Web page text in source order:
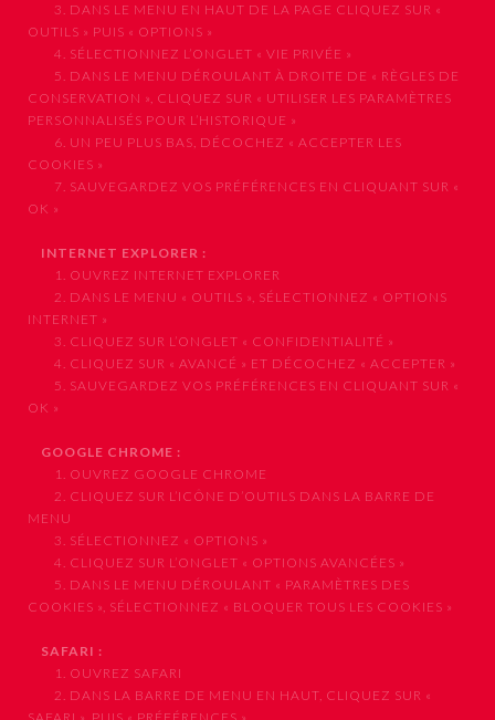
3. DANS LE MENU EN HAUT DE LA PAGE CLIQUEZ SUR «
OUTILS » PUIS « OPTIONS »
4. SÉLECTIONNEZ L’ONGLET « VIE PRIVÉE »
5. DANS LE MENU DÉROULANT À DROITE DE « RÈGLES DE
CONSERVATION », CLIQUEZ SUR « UTILISER LES PARAMÈTRES
PERSONNALISÉS POUR L’HISTORIQUE »
6. UN PEU PLUS BAS, DÉCOCHEZ « ACCEPTER LES
COOKIES »
7. SAUVEGARDEZ VOS PRÉFÉRENCES EN CLIQUANT SUR «
OK »
INTERNET EXPLORER :
1. OUVREZ INTERNET EXPLORER
2. DANS LE MENU « OUTILS », SÉLECTIONNEZ « OPTIONS
INTERNET »
3. CLIQUEZ SUR L’ONGLET « CONFIDENTIALITÉ »
4. CLIQUEZ SUR « AVANCÉ » ET DÉCOCHEZ « ACCEPTER »
5. SAUVEGARDEZ VOS PRÉFÉRENCES EN CLIQUANT SUR «
OK »
GOOGLE CHROME :
1. OUVREZ GOOGLE CHROME
2. CLIQUEZ SUR L’ICÔNE D’OUTILS DANS LA BARRE DE
MENU
3. SÉLECTIONNEZ « OPTIONS »
4. CLIQUEZ SUR L’ONGLET « OPTIONS AVANCÉES »
5. DANS LE MENU DÉROULANT « PARAMÈTRES DES
COOKIES », SÉLECTIONNEZ « BLOQUER TOUS LES COOKIES »
SAFARI :
1. OUVREZ SAFARI
2. DANS LA BARRE DE MENU EN HAUT, CLIQUEZ SUR «